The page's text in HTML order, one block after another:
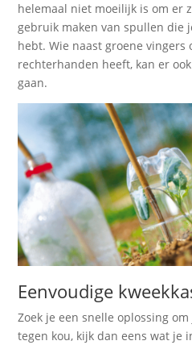
helemaal niet moeilijk is om er
gebruik maken van spullen die
hebt. Wie naast groene vingers
rechterhanden heeft, kan er
gaan.
Eenvoudige
Zoek je een snelle oplossing
tegen kou, kijk dan eens wat je